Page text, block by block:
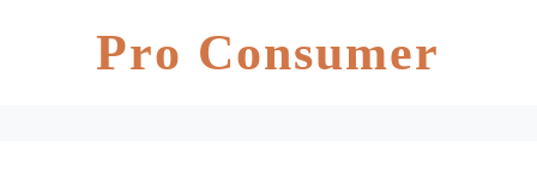
Pro Consumer